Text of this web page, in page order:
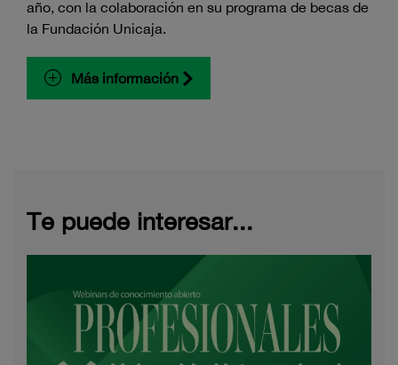
año, con la colaboración en su programa de becas de
la Fundación Unicaja.
Más información
Te puede interesar...